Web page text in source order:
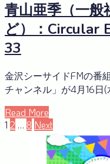
青山亜季（一般
ど）：Circular
33
金沢シーサイドFMの番
チャンネル」が4月16日
Read More
投
1 2 … 8 Next